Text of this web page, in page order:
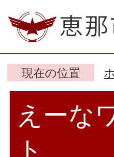
現在の位置
えーな
ト